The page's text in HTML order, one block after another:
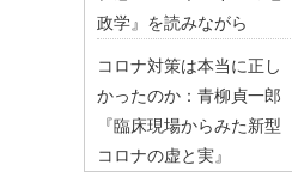
政学』を読みながら
コロナ対策は本当に正し
かったのか：青柳貞一郎
『臨床現場からみた新型
コロナの虚と実』